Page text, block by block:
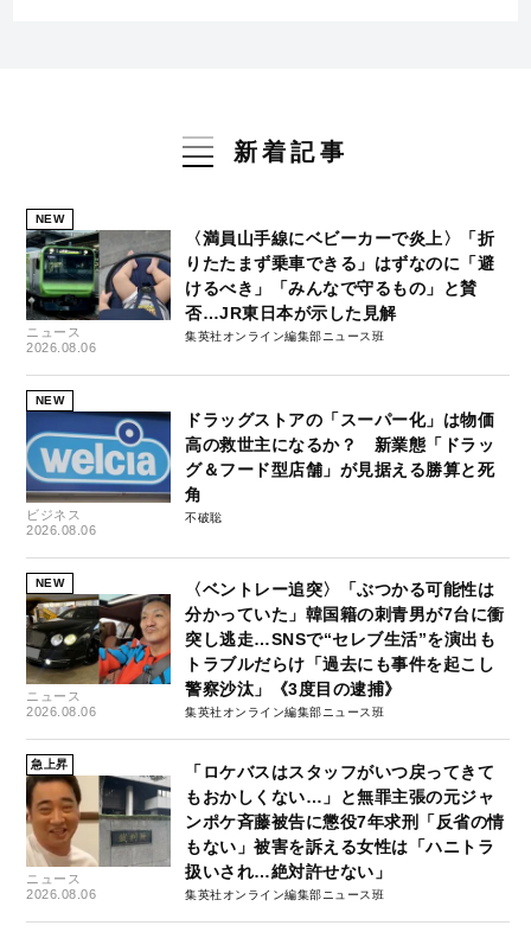
新着記事
NEW
ニュース
2026.08.06
〈満員山手線にベビーカーで炎上〉「折
りたたまず乗車できる」はずなのに「避
けるべき」「みんなで守るもの」と賛
否…JR東日本が示した見解
集英社オンライン編集部ニュース班
NEW
ビジネス
2026.08.06
ドラッグストアの「スーパー化」は物価
高の救世主になるか？ 新業態「ドラッ
グ＆フード型店舗」が見据える勝算と死
角
不破聡
NEW
ニュース
2026.08.06
〈ベントレー追突〉「ぶつかる可能性は
分かっていた」韓国籍の刺青男が7台に衝
突し逃走…SNSで“セレブ生活”を演出も
トラブルだらけ「過去にも事件を起こし
警察沙汰」《3度目の逮捕》
集英社オンライン編集部ニュース班
急上昇
ニュース
2026.08.06
「ロケバスはスタッフがいつ戻ってきて
もおかしくない…」と無罪主張の元ジャ
ンポケ斉藤被告に懲役7年求刑「反省の情
もない」被害を訴える女性は「ハニトラ
扱いされ…絶対許せない」
集英社オンライン編集部ニュース班